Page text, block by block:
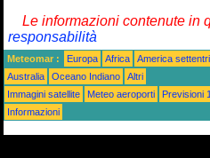
Le informazioni contenute in
responsabilità
Meteomar : Europa Africa America
Australia
Oceano Indiano
Altri
Immagini satellite
Meteo aeroporti Previsioni
Informazioni